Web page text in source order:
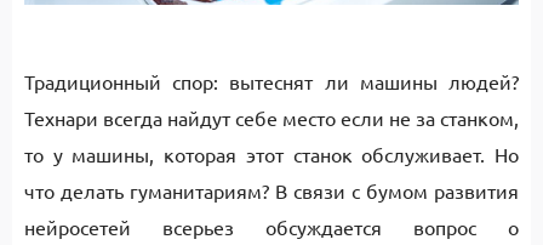
Традиционный спор: вытеснят ли машины людей?
Технари всегда найдут себе место если не за станком,
то у машины, которая этот станок обслуживает. Но
что делать гуманитариям? В связи с бумом развития
нейросетей всерьез обсуждается вопрос о